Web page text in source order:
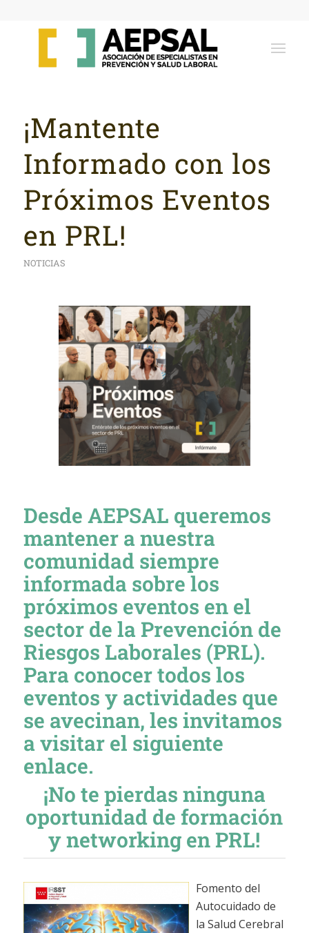
¡Mantente
Informado con los
Próximos Eventos
en PRL!
NOTICIAS
Desde AEPSAL queremos
mantener a nuestra
comunidad siempre
informada sobre los
próximos eventos en el
sector de la Prevención de
Riesgos Laborales (PRL).
Para conocer todos los
eventos y actividades que
se avecinan, les invitamos
a visitar el siguiente
enlace.
¡No te pierdas ninguna
oportunidad de formación
y networking en PRL!
Fomento del
Autocuidado de
la Salud Cerebral